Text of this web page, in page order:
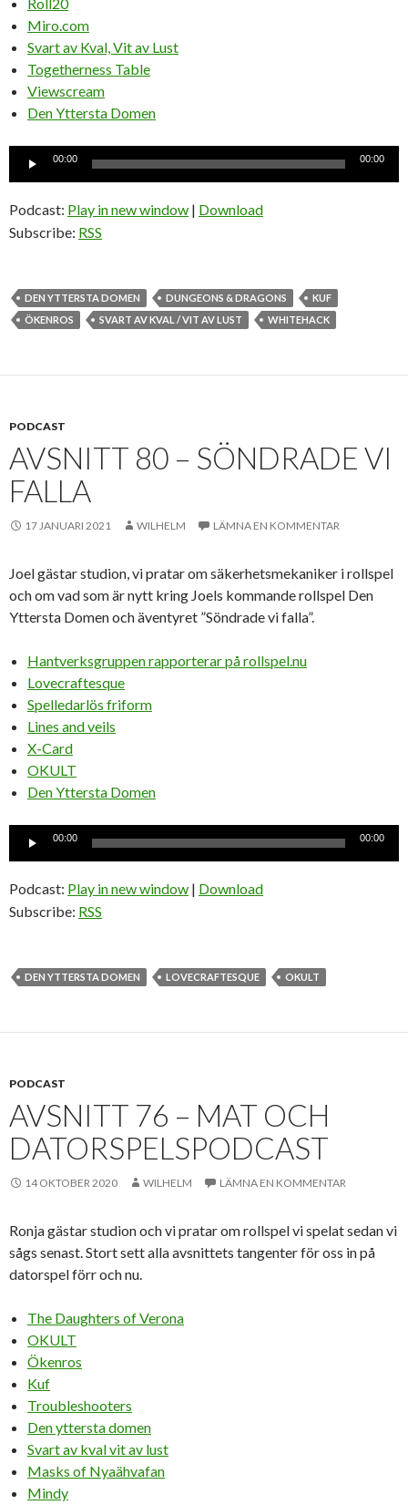
Roll20
Miro.com
Svart av Kval, Vit av Lust
Togetherness Table
Viewscream
Den Yttersta Domen
Ljudspelare
00:00 00:00
Podcast: Play in new window | Download
Subscribe: RSS
DEN YTTERSTA DOMEN DUNGEONS & DRAGONS
KUF
ÖKENROS
SVART AV KVAL / VIT AV LUST WHITEHACK
PODCAST
AVSNITT 80 – SÖNDRADE VI
FALLA
17 JANUARI 2021 WILHELM LÄMNA EN KOMMENTAR
Joel gästar studion, vi pratar om säkerhetsmekaniker i rollspel
och om vad som är nytt kring Joels kommande rollspel Den
Yttersta Domen och äventyret ”Söndrade vi falla”.
Hantverksgruppen rapporterar på rollspel.nu
Lovecraftesque
Spelledarlös friform
Lines and veils
X-Card
OKULT
Den Yttersta Domen
Ljudspelare
00:00 00:00
Podcast: Play in new window | Download
Subscribe: RSS
DEN YTTERSTA DOMEN LOVECRAFTESQUE OKULT
PODCAST
AVSNITT 76 – MAT OCH
DATORSPELSPODCAST
14 OKTOBER 2020 WILHELM LÄMNA EN KOMMENTAR
Ronja gästar studion och vi pratar om rollspel vi spelat sedan vi
sågs senast. Stort sett alla avsnittets tangenter för oss in på
datorspel förr och nu.
The Daughters of Verona
OKULT
Ökenros
Kuf
Troubleshooters
Den yttersta domen
Svart av kval vit av lust
Masks of Nyaähvafan
Mindy